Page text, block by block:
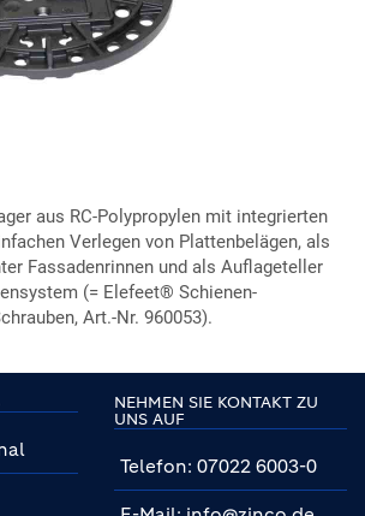
aus RC-Polypropylen mit integrierten
Verlegen von Plattenbelägen, als
Fassadenrinnen und als Auflageteller
(= Elefeet® Schienen-
Art.-Nr. 960053).
NEHMEN SIE KONTAKT ZU
UNS AUF
Telefon: 07022 6003-0